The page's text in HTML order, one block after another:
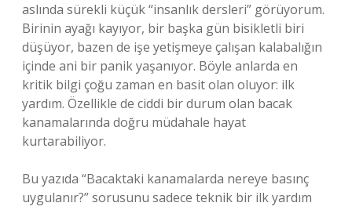
aslında sürekli küçük “insanlık dersleri” görüyorum.
Birinin ayağı kayıyor, bir başka gün bisikletli biri
düşüyor, bazen de işe yetişmeye çalışan kalabalığın
içinde ani bir panik yaşanıyor. Böyle anlarda en
kritik bilgi çoğu zaman en basit olan oluyor: ilk
yardım. Özellikle de ciddi bir durum olan bacak
kanamalarında doğru müdahale hayat
kurtarabiliyor.
Bu yazıda “Bacaktaki kanamalarda nereye basınç
uygulanır?” sorusunu sadece teknik bir ilk yardım